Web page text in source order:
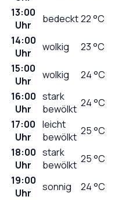
13:00
Uhr
bedeckt22°C
14:00
Uhr
wolkig 23°C
15:00
Uhr
wolkig 24°C
16:00
Uhr
stark
bewölkt 24°C
17:00
Uhr
leicht
bewölkt 25°C
18:00
Uhr
stark
bewölkt 25°C
19:00
Uhr
sonnig 24°C